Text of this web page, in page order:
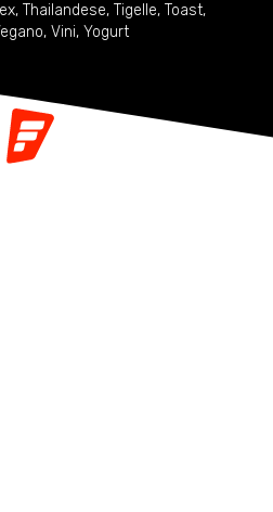
, Thailandese, Tigelle, Toast,
, Vini, Yogurt